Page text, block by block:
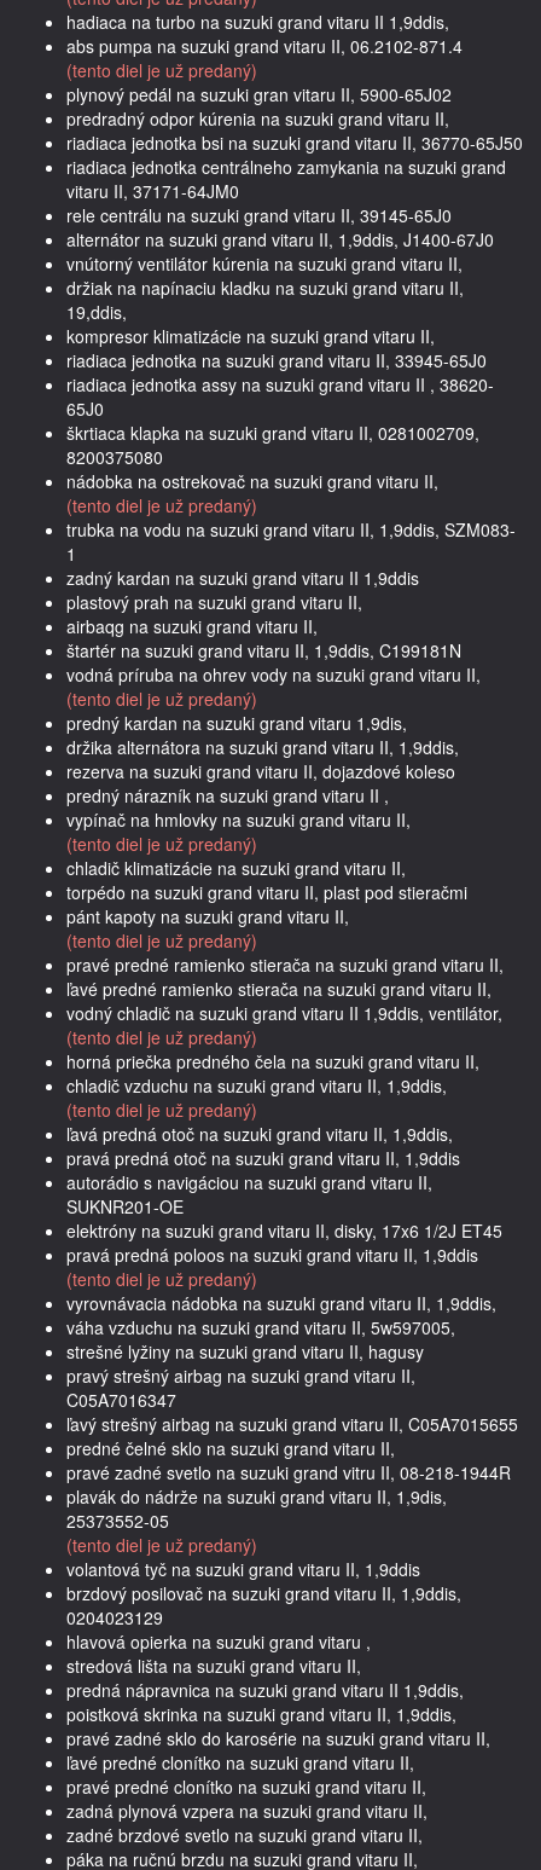
hadiaca na turbo na suzuki grand vitaru II 1,9ddis,
abs pumpa na suzuki grand vitaru II, 06.2102-871.4
(tento diel je už predaný)
plynový pedál na suzuki gran vitaru II, 5900-65J02
predradný odpor kúrenia na suzuki grand vitaru II,
riadiaca jednotka bsi na suzuki grand vitaru II, 36770-65J50
riadiaca jednotka centrálneho zamykania na suzuki grand
vitaru II, 37171-64JM0
rele centrálu na suzuki grand vitaru II, 39145-65J0
alternátor na suzuki grand vitaru II, 1,9ddis, J1400-67J0
vnútorný ventilátor kúrenia na suzuki grand vitaru II,
držiak na napínaciu kladku na suzuki grand vitaru II,
19,ddis,
kompresor klimatizácie na suzuki grand vitaru II,
riadiaca jednotka na suzuki grand vitaru II, 33945-65J0
riadiaca jednotka assy na suzuki grand vitaru II , 38620-
65J0
škrtiaca klapka na suzuki grand vitaru II, 0281002709,
8200375080
nádobka na ostrekovač na suzuki grand vitaru II,
(tento diel je už predaný)
trubka na vodu na suzuki grand vitaru II, 1,9ddis, SZM083-
1
zadný kardan na suzuki grand vitaru II 1,9ddis
plastový prah na suzuki grand vitaru II,
airbaqg na suzuki grand vitaru II,
štartér na suzuki grand vitaru II, 1,9ddis, C199181N
vodná príruba na ohrev vody na suzuki grand vitaru II,
(tento diel je už predaný)
predný kardan na suzuki grand vitaru 1,9dis,
držika alternátora na suzuki grand vitaru II, 1,9ddis,
rezerva na suzuki grand vitaru II, dojazdové koleso
predný nárazník na suzuki grand vitaru II ,
vypínač na hmlovky na suzuki grand vitaru II,
(tento diel je už predaný)
chladič klimatizácie na suzuki grand vitaru II,
torpédo na suzuki grand vitaru II, plast pod stieračmi
pánt kapoty na suzuki grand vitaru II,
(tento diel je už predaný)
pravé predné ramienko stierača na suzuki grand vitaru II,
ľavé predné ramienko stierača na suzuki grand vitaru II,
vodný chladič na suzuki grand vitaru II 1,9ddis, ventilátor,
(tento diel je už predaný)
horná priečka predného čela na suzuki grand vitaru II,
chladič vzduchu na suzuki grand vitaru II, 1,9ddis,
(tento diel je už predaný)
ľavá predná otoč na suzuki grand vitaru II, 1,9ddis,
pravá predná otoč na suzuki grand vitaru II, 1,9ddis
autorádio s navigáciou na suzuki grand vitaru II,
SUKNR201-OE
elektróny na suzuki grand vitaru II, disky, 17x6 1/2J ET45
pravá predná poloos na suzuki grand vitaru II, 1,9ddis
(tento diel je už predaný)
vyrovnávacia nádobka na suzuki grand vitaru II, 1,9ddis,
váha vzduchu na suzuki grand vitaru II, 5w597005,
strešné lyžiny na suzuki grand vitaru II, hagusy
pravý strešný airbag na suzuki grand vitaru II,
C05A7016347
ľavý strešný airbag na suzuki grand vitaru II, C05A7015655
predné čelné sklo na suzuki grand vitaru II,
pravé zadné svetlo na suzuki grand vitru II, 08-218-1944R
plavák do nádrže na suzuki grand vitaru II, 1,9dis,
25373552-05
(tento diel je už predaný)
volantová tyč na suzuki grand vitaru II, 1,9ddis
brzdový posilovač na suzuki grand vitaru II, 1,9ddis,
0204023129
hlavová opierka na suzuki grand vitaru ,
stredová lišta na suzuki grand vitaru II,
predná nápravnica na suzuki grand vitaru II 1,9ddis,
poistková skrinka na suzuki grand vitaru II, 1,9ddis,
pravé zadné sklo do karosérie na suzuki grand vitaru II,
ľavé predné clonítko na suzuki grand vitaru II,
pravé predné clonítko na suzuki grand vitaru II,
zadná plynová vzpera na suzuki grand vitaru II,
zadné brzdové svetlo na suzuki grand vitaru II,
páka na ručnú brzdu na suzuki grand vitaru II,